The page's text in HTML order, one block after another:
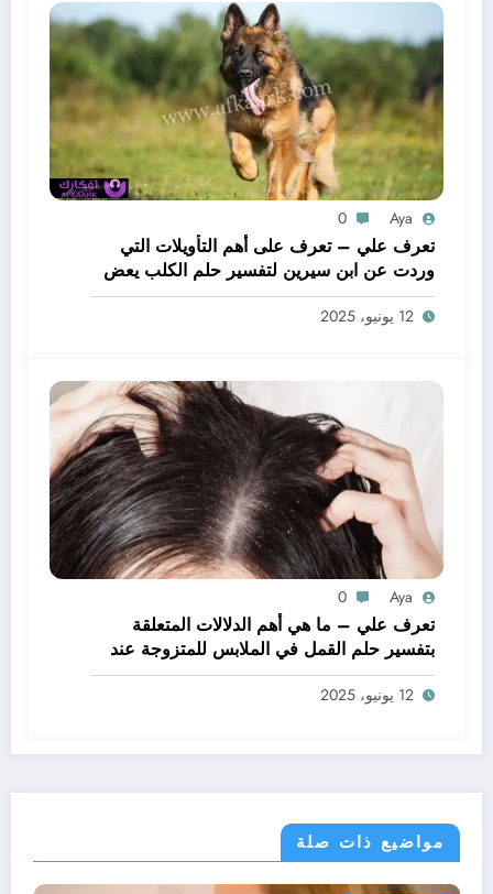
Aya
0
تعرف علي – تعرف على أهم التأويلات التي
وردت عن ابن سيرين لتفسير حلم الكلب يعض
يدي – بالتفصيل
12 يونيو، 2025
Aya
0
تعرف علي – ما هي أهم الدلالات المتعلقة
بتفسير حلم القمل في الملابس للمتزوجة عند
ابن سيرين؟ – بالتفصيل
12 يونيو، 2025
مواضيع ذات صلة